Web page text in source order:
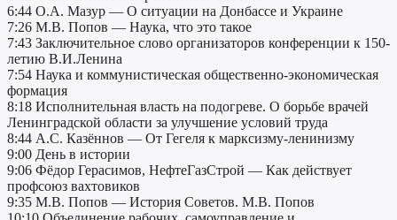
6:44 О.А. Мазур — О ситуации на Донбассе и Украине
7:26 М.В. Попов — Наука, что это такое
7:43 Заключительное слово организаторов конференции к 150-
летию В.И.Ленина
7:54 Наука и коммунистическая общественно-экономическая
формация
8:18 Исполнительная власть на подогреве. О борьбе врачей
Ленинградской области за улучшение условий труда
8:44 А.С. Казённов — От Гегеля к марксизму-ленинизму
9:00 День в истории
9:06 Фёдор Герасимов, НефтеГазСтрой — Как действует
профсоюз вахтовиков
9:35 М.В. Попов — История Советов. М.В. Попов